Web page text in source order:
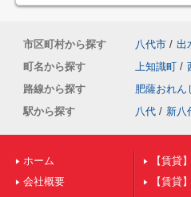
市区町村から探す 八代市 / 出
町名から探す
上知識町 /
路線から探す
肥薩おれん
駅から探す
八代 / 新八
ホーム
会社概要
【賃貸
【賃貸